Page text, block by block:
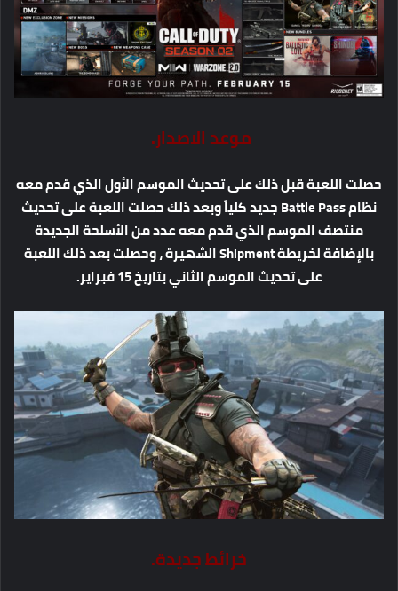
موعد الاصدار.
حصلت اللعبة قبل ذلك على تحديث الموسم الأول الذي قدم معه
نظام Battle Pass جديد كلياً وبعد ذلك حصلت اللعبة على تحديث
منتصف الموسم الذي قدم معه عدد من الأسلحة الجديدة
بالإضافة لخريطة Shipment الشهيرة ، وحصلت بعد ذلك اللعبة
على تحديث الموسم الثاني بتاريخ 15 فبراير.
خرائط جديدة.